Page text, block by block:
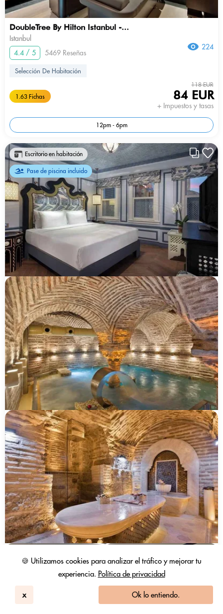
🍪 Utilizamos cookies para analizar el tráfico y mejorar tu
experiencia. Política de privacidad
x Ok lo entiendo.
DoubleTree By Hilton Istanbul -...
Istanbul
4.4 / 5
5469 Reseñas
224
Selección De Habitación
1.63 Fichas
118 EUR
84 EUR
+ Impuestos y tasas
12pm - 6pm
Escritorio en habitación
Pase de piscina incluido